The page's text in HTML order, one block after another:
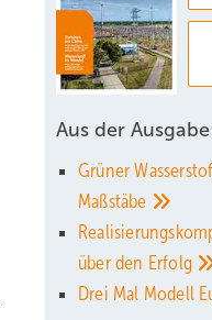
Aus der
Grüner
Maßstäbe
über den Erfolg
Drei Mal Modell